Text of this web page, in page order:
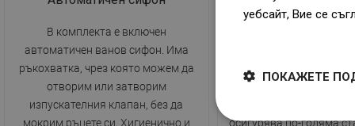
В комплекта е включен
автоматичен ванов сифон. Има
ръкохватка, чрез която можем да
отворим или затворим
изпускателния клапан, без да
мокрим ръцете си. Хигиенично и
позволяват нейното
дори на неравна
осигурява по-голяма
уебсайт, Вие се
ПОКАЖЕТЕ